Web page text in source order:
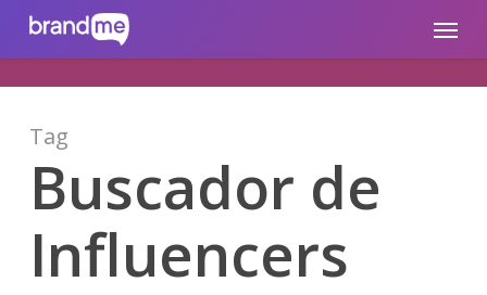
brandme.la Menu
Tag
Buscador de
Influencers